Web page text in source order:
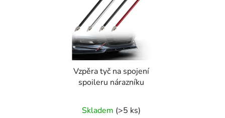
Vzpěra tyč na spojení
spoileru nárazníku
Skladem (>5 ks)